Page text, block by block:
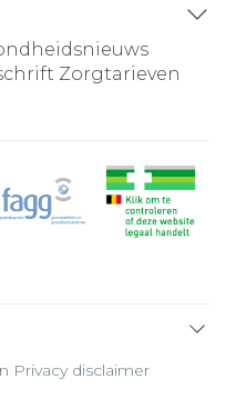
Zorgtarieven
Privacy disclaimer